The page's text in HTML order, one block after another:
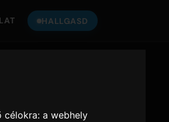
célokra:a webhely
HALLGASD